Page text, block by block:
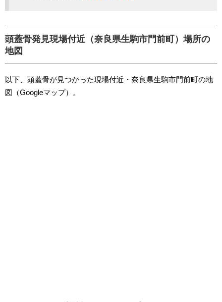
頭蓋骨発見現場付近（奈良県生駒市門前町）場所の
地図
以下、頭蓋骨が見つかった現場付近・奈良県生駒市門前町の地
図（Googleマップ）。